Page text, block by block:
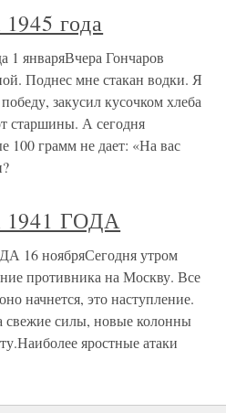
года
январяВчера Гончаров
Поднес мне стакан водки. Я
закусил кусочком хлеба
старшины. А сегодня
100 грамм не дает: «На вас
ГОДА
ноябряСегодня утром
противника на Москву. Все
начнется, это наступление.
силы, новые колонны
яростные атаки